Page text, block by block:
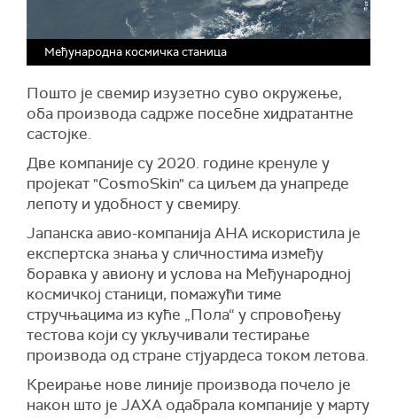
Међународна космичка станица
Пошто је свемир изузетно суво окружење,
оба производа садрже посебне хидратантне
састојке.
Две компаније су 2020. године кренуле у
пројекат "CosmoSkin" са циљем да унапреде
лепоту и удобност у свемиру.
Јапанска авио-компанија АНА искористила је
експертска знања у сличностима између
боравка у авиону и услова на Међународној
космичкој станици, помажући тиме
стручњацима из куће „Пола“ у спровођењу
тестова који су укључивали тестирање
производа од стране стјуардеса током летова.
Креирање нове линије производа почело је
након што је JAXA одабрала компаније у марту